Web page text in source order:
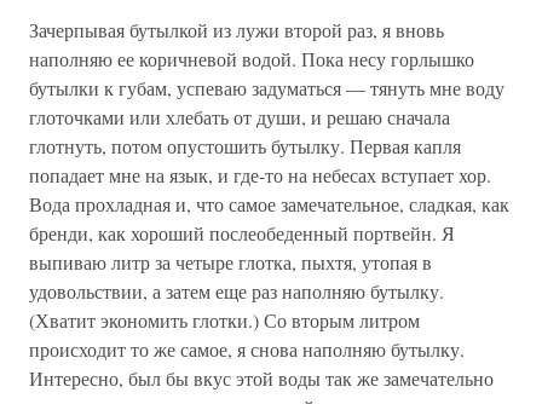
Зачерпывая бутылкой из лужи второй раз, я вновь
наполняю ее коричневой водой. Пока несу горлышко
бутылки к губам, успеваю задуматься — тянуть мне воду
глоточками или хлебать от души, и решаю сначала
глотнуть, потом опустошить бутылку. Первая капля
попадает мне на язык, и где-то на небесах вступает хор.
Вода прохладная и, что самое замечательное, сладкая, как
бренди, как хороший послеобеденный портвейн. Я
выпиваю литр за четыре глотка, пыхтя, утопая в
удовольствии, а затем еще раз наполняю бутылку.
(Хватит экономить глотки.) Со вторым литром
происходит то же самое, я снова наполняю бутылку.
Интересно, был бы вкус этой воды так же замечательно